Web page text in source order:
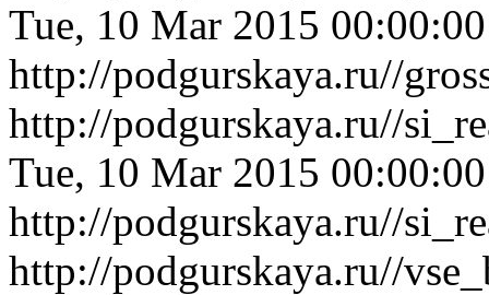
Tue, 10 Mar 2015
http://podgurskaya.ru//
http://podgurskaya.ru//
Tue, 10 Mar 2015
http://podgurskaya.ru//
http://podgurskaya.ru//